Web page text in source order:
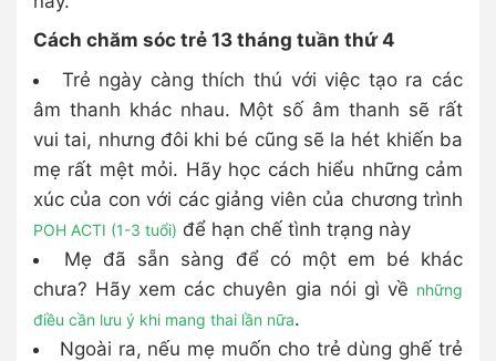
Cách chăm sóc trẻ 13 tháng tuần thứ 4
Trẻ ngày càng thích thú với việc tạo ra các
âm thanh khác nhau. Một số âm thanh sẽ rất
vui tai, nhưng đôi khi bé cũng sẽ la hét khiến ba
mẹ rất mệt mỏi. Hãy học cách hiểu những cảm
xúc của con với các giảng viên của chương trình
POH ACTI (1-3 tuổi) để hạn chế tình trạng này
Mẹ đã sẵn sàng để có một em bé khác
chưa? Hãy xem các chuyên gia nói gì về những
điều cần lưu ý khi mang thai lần nữa.
Ngoài ra, nếu mẹ muốn cho trẻ dùng ghế trẻ